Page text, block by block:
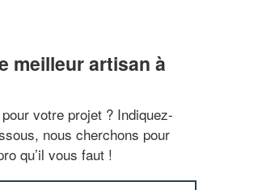
meilleur artisan à
votre projet ? Indiquez-
nous cherchons pour
qu’il vous faut !